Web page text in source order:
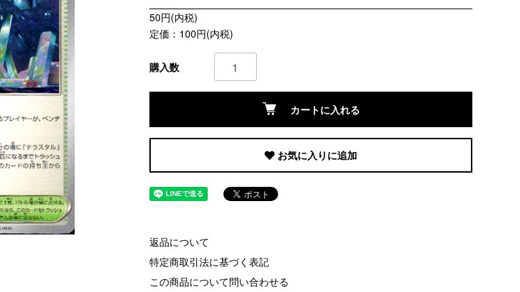
50円(内税)
定価：100円(内税)
購入数
カートに入れる
お気に入りに追加
返品について
特定商取引法に基づく表記
この商品について問い合わせる